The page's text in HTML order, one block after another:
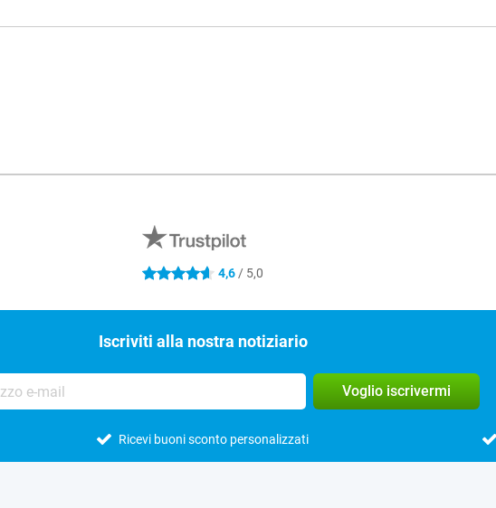
4.6 stelle 4,6 / 5,0
Iscriviti alla nostra notiziario
Voglio iscrivermi
Ricevi buoni sconto personalizzati